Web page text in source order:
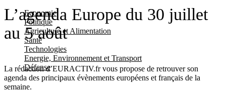
Economie
Politique
Agriculture et Alimentation
Santé
Technologies
Energie, Environnement et Transport
Défense
L’agenda Europe du 30 juillet
au 5 août
La rédaction d’EURACTIV.fr vous propose de retrouver son
agenda des principaux évènements européens et français de la
semaine.